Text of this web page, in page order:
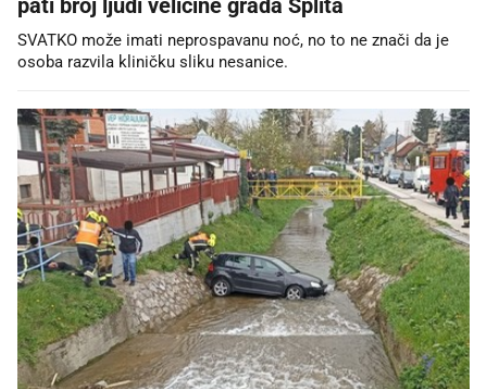
pati broj ljudi veličine grada Splita
SVATKO može imati neprospavanu noć, no to ne znači da je
osoba razvila kliničku sliku nesanice.